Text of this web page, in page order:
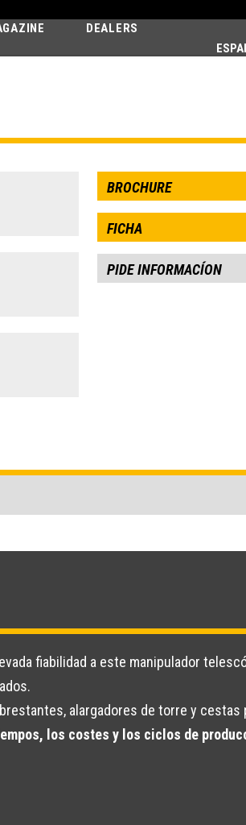
DEALERS
BROCHURE
FICHA
PIDE INFORMACÍON
fiabilidad a este manipulador
alargadores de torre y cestas
los costes y los ciclos de